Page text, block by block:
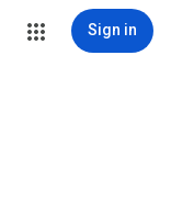
Sign in